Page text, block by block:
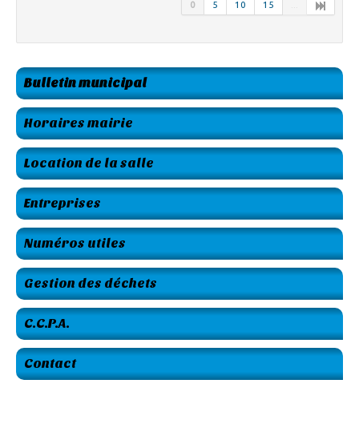
0 5 10 15
Bulletin municipal
Horaires mairie
Location de la salle
Entreprises
Numéros utiles
Gestion des déchets
C.C.P.A.
Contact